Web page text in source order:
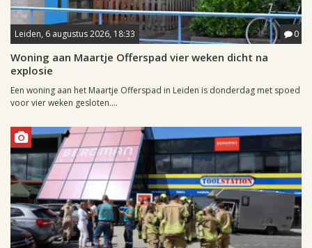
Leiden, 6 augustus 2026, 18:33 0
Woning aan Maartje Offerspad vier weken dicht na
explosie
Een woning aan het Maartje Offerspad in Leiden is donderdag met spoed
voor vier weken gesloten....